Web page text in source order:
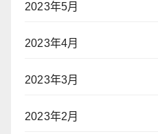
2023年5月
2023年4月
2023年3月
2023年2月